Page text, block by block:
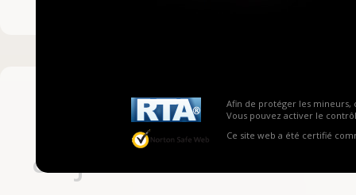
Afin de protéger les mineurs,
Vous pouvez activer le
Ce site web a été certifié
Pas encore
aujourd'hui